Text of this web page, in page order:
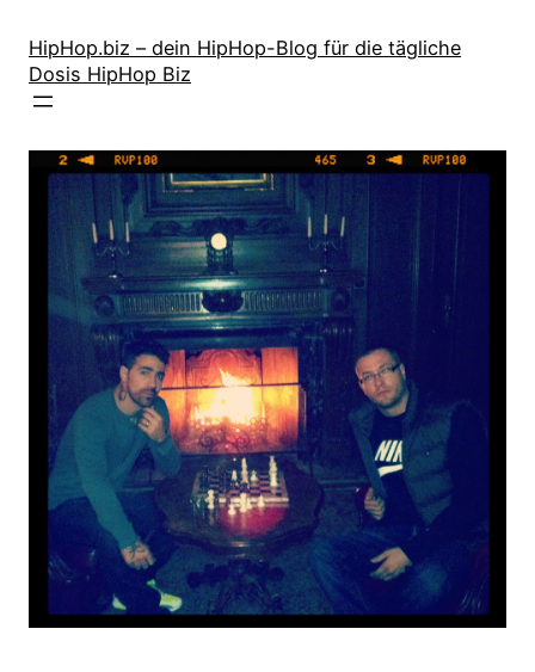
Inhalt
springen
HipHop.biz – dein HipHop-Blog für die tägliche
Dosis HipHop Biz